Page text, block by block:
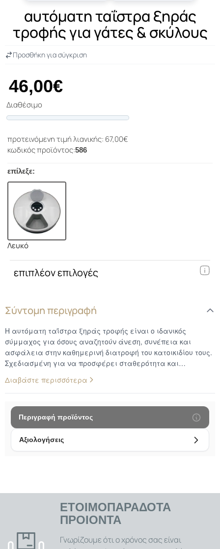
αυτόματη ταΐστρα ξηράς
τροφής για γάτες & σκύλους
Σύντομη περιγραφή
Η αυτόματη ταΐστρα ξηράς τροφής είναι ο ιδανικός
σύμμαχος για όσους αναζητούν άνεση, συνέπεια και
ασφάλεια στην καθημερινή διατροφή του κατοικιδίου τους.
Σχεδιασμένη για να προσφέρει σταθερότητα και
παρουσία σας, εξασφαλίζοντας ότι το αγαπημένο σας
ζωάκι λαμβάνει πάντα την κατάλληλη ποσότητα τροφής,
τη σωστή στιγμή. Ευκολία και Προγραμματισμός: Χάρη στον
έξυπνο μηχανισμό διανομής, μπορείτε να ρυθμίσετε την
ποσότητα τροφής και τη συχνότητα των γευμάτων. Ιδανική
λύση για πολυάσχολες ημέρες, για όταν βρίσκεστε εκτός
σπιτιού ή για διακοπές. Χωρητικότητα και Υγιεινή: Διαθέτει
συνεχή χρήση. Ιδανική για Πολλαπλά Κατοικίδια:
Κατάλληλη για γάτες, μικρόσωμους και μεσαίους σκύλους.
Επιτρέπει συνεχή τροφοδοσία χωρίς αναστάτωση ή
ακαταστασία στον χώρο. Σύγχρονος Σχεδιασμός: Ο κομψός
σχεδιασμός της ενσωματώνεται αρμονικά σε κάθε σπίτι,
ενώ τα υλικά της είναι φιλικά προς το περιβάλλον και
Διαβάστε περισσότερα
Περιγραφή προϊόντος
Αξιολογήσεις
46,00€
Διαθέσιμο
Προσθήκη για σύγκριση
προτεινόμενη τιμή λιανικής: 67,00€
κωδικός προϊόντος:586
επίλεξε:
Λευκό
επιπλέον επιλογές
ΕΤΟΙΜΟΠΑΡΑΔΟΤΑ
ΠΡΟΙΟΝΤΑ
Γνωρίζουμε ότι ο χρόνος σας είναι